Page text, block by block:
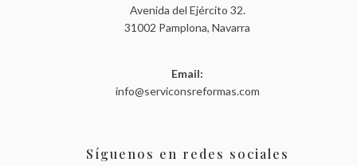
Avenida del Ejército 32.
31002 Pamplona, Navarra
Email:
info@serviconsreformas.com
Síguenos en redes sociales